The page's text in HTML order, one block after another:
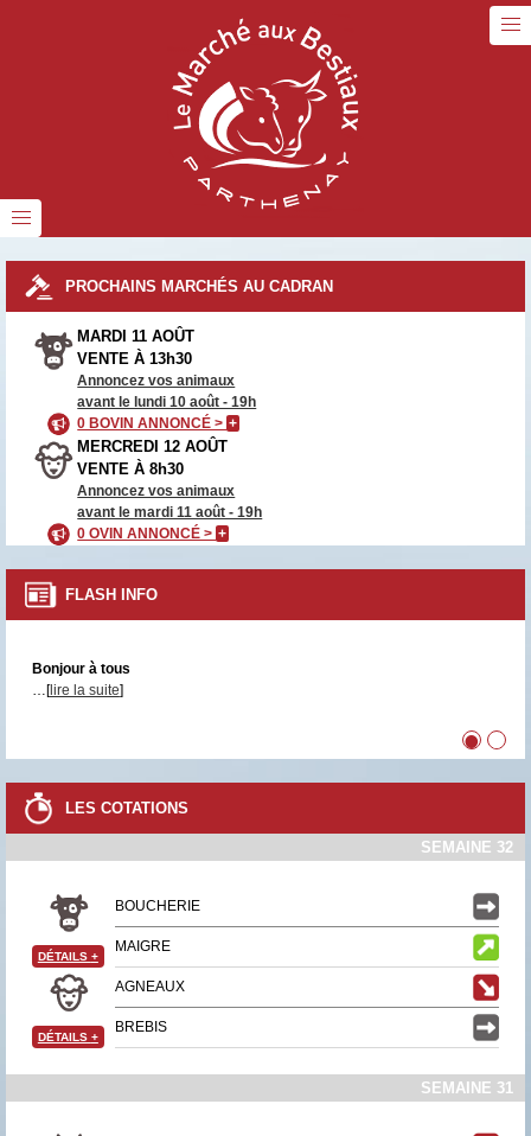
PROCHAINS MARCHÉS AU CADRAN
MARDI 11 AOÛT
VENTE À 13h30
Annoncez vos animaux
avant le lundi 10 août - 19h
0 BOVIN ANNONCÉ >+
MERCREDI 12 AOÛT
VENTE À 8h30
Annoncez vos animaux
avant le mardi 11 août - 19h
0 OVIN ANNONCÉ >+
FLASH INFO
Bonjour à tous
…[lire la suite]
••
LES COTATIONS
SEMAINE 32
BOUCHERIE
MAIGRE
DÉTAILS +
AGNEAUX
BREBIS
DÉTAILS +
SEMAINE 31